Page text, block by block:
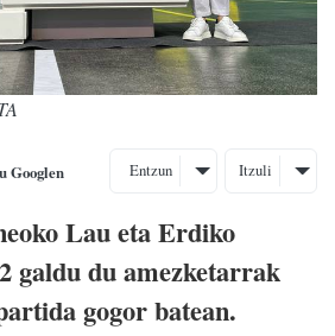
Googlen Entzun Itzuli
Lau eta Erdiko
galdu du amezketarrak
gogor batean.